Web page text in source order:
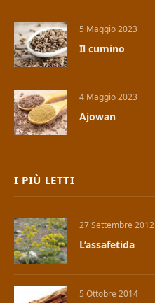
5 Maggio 2023
Il cumino
4 Maggio 2023
Ajowan
I PIÙ LETTI
27 Settembre 2012
L’assafetida
5 Ottobre 2014